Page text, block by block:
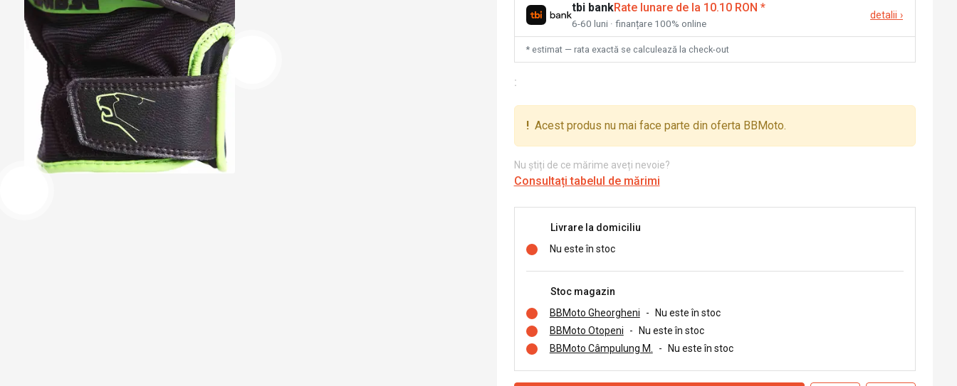
tbi bankRate lunare de la 10.10 RON *
6-60 luni · finanțare 100% online
detalii ›
* estimat — rata exactă se calculează la check-out
:
! Acest produs nu mai face parte din oferta BBMoto.
Nu știți de ce mărime aveți nevoie?
Consultați tabelul de mărimi
Livrare la domiciliu
Nu este în stoc
Stoc magazin
BBMoto Gheorgheni
-
Nu este în stoc
BBMoto Otopeni
-
Nu este în stoc
BBMoto Câmpulung M.
- Nu este în stoc